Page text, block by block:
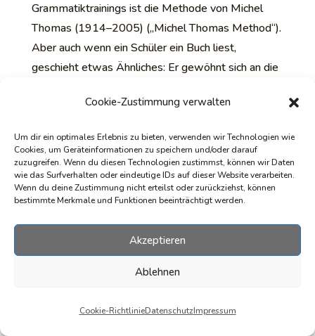
Cookie-Zustimmung verwalten
Um dir ein optimales Erlebnis zu bieten, verwenden wir Technologien wie
Cookies, um Geräteinformationen zu speichern und/oder darauf
zuzugreifen. Wenn du diesen Technologien zustimmst, können wir Daten
wie das Surfverhalten oder eindeutige IDs auf dieser Website verarbeiten.
Wenn du deine Zustimmung nicht erteilst oder zurückziehst, können
bestimmte Merkmale und Funktionen beeinträchtigt werden.
Akzeptieren
Ablehnen
Cookie-RichtlinieDatenschutzImpressum
Grammatiktrainings ist die Methode von Michel
Thomas (1914–2005) („Michel Thomas Method“).
Aber auch wenn ein Schüler ein Buch liest,
geschieht etwas Ähnliches: Er gewöhnt sich an die
dieser Variabilität.
Sie mit dem Lesen nach meiner Methode beginnen,
ist es sinnvoll, eine Art Einführungssprachkurs zu
absolvieren (das kann man auch auf eigene Faust
machen, aber man sollte sich dabei nicht in
Lehrbücher, die für Monate oder Jahre des Lernens
gedacht sind, stürzen, sondern lediglich schnell ein
paar grundlegende Dinge aus einem Lehrbuch für
Grammatikhandbuch anschauen), dann zu lesen und